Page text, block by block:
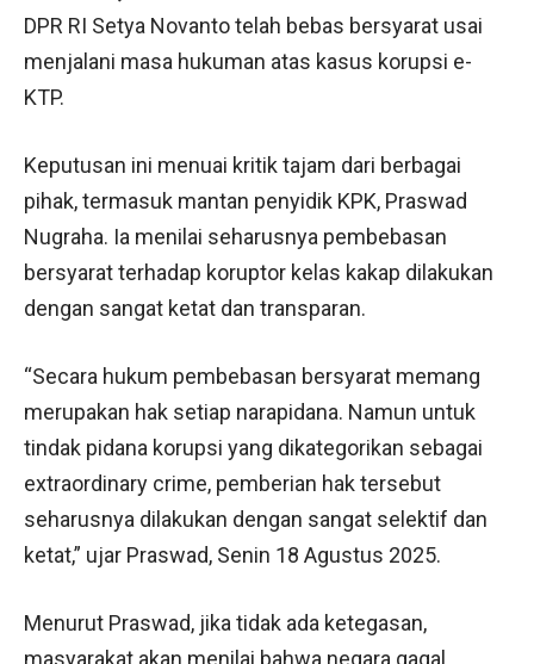
DPR RI Setya Novanto telah bebas bersyarat usai
menjalani masa hukuman atas kasus korupsi e-
KTP.
Keputusan ini menuai kritik tajam dari berbagai
pihak, termasuk mantan penyidik KPK, Praswad
Nugraha. Ia menilai seharusnya pembebasan
bersyarat terhadap koruptor kelas kakap dilakukan
dengan sangat ketat dan transparan.
“Secara hukum pembebasan bersyarat memang
merupakan hak setiap narapidana. Namun untuk
tindak pidana korupsi yang dikategorikan sebagai
extraordinary crime, pemberian hak tersebut
seharusnya dilakukan dengan sangat selektif dan
ketat,” ujar Praswad, Senin 18 Agustus 2025.
Menurut Praswad, jika tidak ada ketegasan,
masyarakat akan menilai bahwa negara gagal